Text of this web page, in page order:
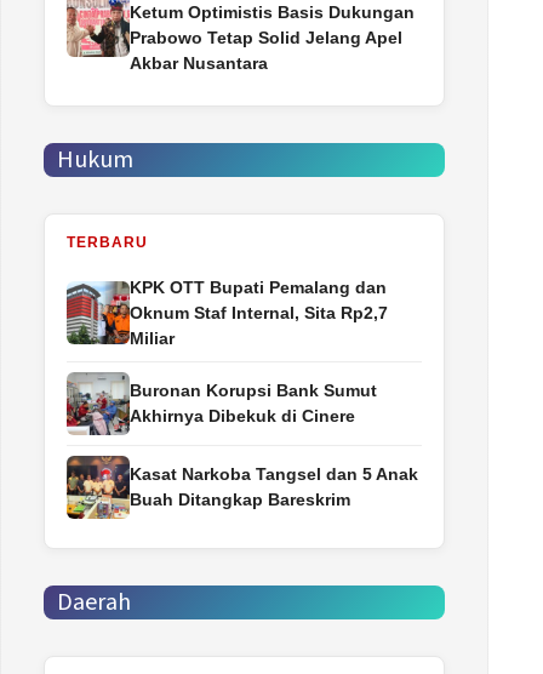
Ketum Optimistis Basis Dukungan
Prabowo Tetap Solid Jelang Apel
Akbar Nusantara
Hukum
TERBARU
‎KPK OTT Bupati Pemalang dan
Oknum Staf Internal, Sita Rp2,7
Miliar
Buronan Korupsi Bank Sumut
Akhirnya Dibekuk di Cinere
Kasat Narkoba Tangsel dan 5 Anak
Buah Ditangkap Bareskrim
Daerah